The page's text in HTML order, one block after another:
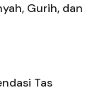
Gurih, dan
Tas